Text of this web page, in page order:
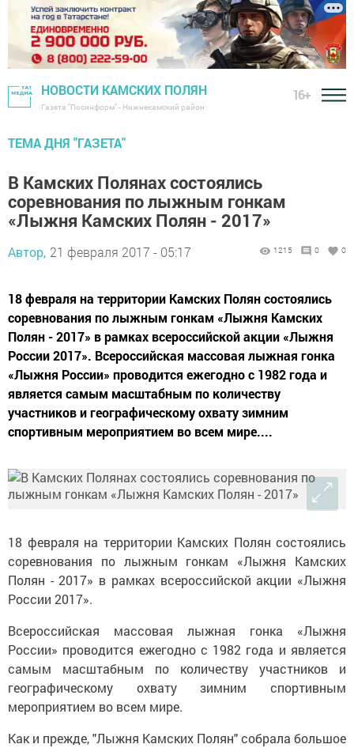
НОВОСТИ КАМСКИХ ПОЛЯН
Газета "Посинформ" - Нижнекамский район
16+
ТЕМА ДНЯ "ГАЗЕТА"
В Камских Полянах состоялись
соревнования по лыжным гонкам
«Лыжня Камских Полян - 2017»
Автор, 21 февраля 2017 - 05:17 1215 0 0
18 февраля на территории Камских Полян состоялись
соревнования по лыжным гонкам «Лыжня Камских
Полян - 2017» в рамках всероссийской акции «Лыжня
России 2017». Всероссийская массовая лыжная гонка
«Лыжня России» проводится ежегодно с 1982 года и
является самым масштабным по количеству
участников и географическому охвату зимним
спортивным мероприятием во всем мире....
18 февраля на территории Камских Полян состоялись
соревнования по лыжным гонкам «Лыжня Камских
Полян - 2017» в рамках всероссийской акции «Лыжня
России 2017».
Всероссийская массовая лыжная гонка «Лыжня
России» проводится ежегодно с 1982 года и является
самым масштабным по количеству участников и
географическому охвату зимним спортивным
мероприятием во всем мире.
Как и прежде, "Лыжня Камских Полян" собрала большое